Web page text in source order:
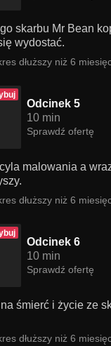
skarbu Mr Bean
wydostać.
dłuższy niż 6
Odcinek 5
10 min
Sprawdź ofertę
malowania a
dłuższy niż 6
Odcinek 6
10 min
Sprawdź ofertę
śmierć i życie ze
dłuższy niż 6